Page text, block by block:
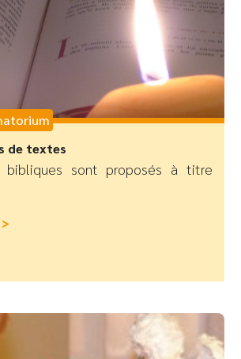
de textes
bibliques sont proposés à titre